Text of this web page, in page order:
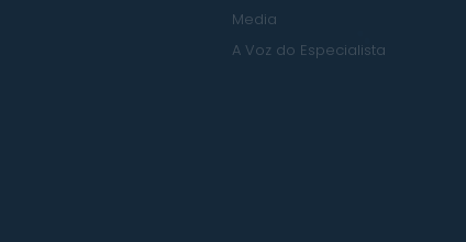
Media
A Voz do Especialista